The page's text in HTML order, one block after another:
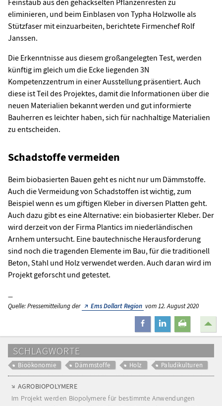
Feinstaub aus den gehäckselten Pflanzenresten zu
eliminieren, und beim Einblasen von Typha Holzwolle als
Stützfaser mit einzuarbeiten, berichtete Firmenchef Rolf
Janssen.
Die Erkenntnisse aus diesem großangelegten Test, werden
künftig im gleich um die Ecke liegenden 3N
Kompetenzzentrum in einer Ausstellung präsentiert. Auch
diese ist Teil des Projektes, damit die Informationen über die
neuen Materialien bekannt werden und gut informierte
Bauherren es leichter haben, sich für nachhaltige Materialien
zu entscheiden.
Schadstoffe vermeiden
Beim biobasierten Bauen geht es nicht nur um Dämmstoffe.
Auch die Vermeidung von Schadstoffen ist wichtig, zum
Beispiel wenn es um giftigen Kleber in diversen Platten geht.
Auch dazu gibt es eine Alternative: ein biobasierter Kleber. Der
wird derzeit von der Firma Plantics im niederländischen
Arnhem untersucht. Eine bautechnische Herausforderung
sind noch die tragenden Elemente im Bau, für die traditionell
Beton, Stahl und Holz verwendet werden. Auch daran wird im
Projekt geforscht und getestet.
Quelle: Pressemitteilung der Ems Dollart Region vom 12. August 2020
teilen mitteilendrucken
SCHLAGWORTE
Bioökonomie Dämmstoffe Holz Paludikulturen
AGROBIOPOLYMERE
Im Projekt werden Biopolymere für bestimmte Anwendungen